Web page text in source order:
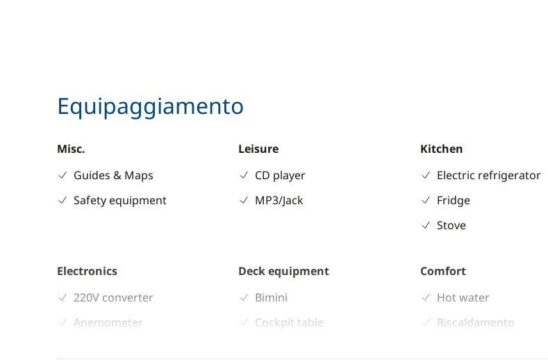
Equipaggiamento
Misc.
Guides & Maps
Safety equipment
Leisure
CD player
MP3/Jack
Kitchen
Electric refrigerator
Fridge
Stove
Electronics
220V converter
Anemometer
Deck equipment
Bimini
Cockpit table
Comfort
Hot water
Riscaldamento